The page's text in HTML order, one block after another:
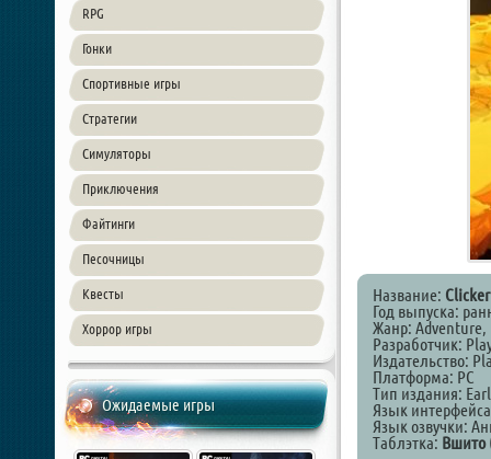
RPG
Гонки
Спортивные игры
Стратегии
Симуляторы
Приключения
Файтинги
Песочницы
Квесты
Хоррор игры
Ожидаемые игры
Название:
Год выпуска:
Жанр: Adventure,
Разработчик:
Издательство:
Платформа: PC
Тип издания:
Язык
Язык озвучки:
Таблэтка: Вшито